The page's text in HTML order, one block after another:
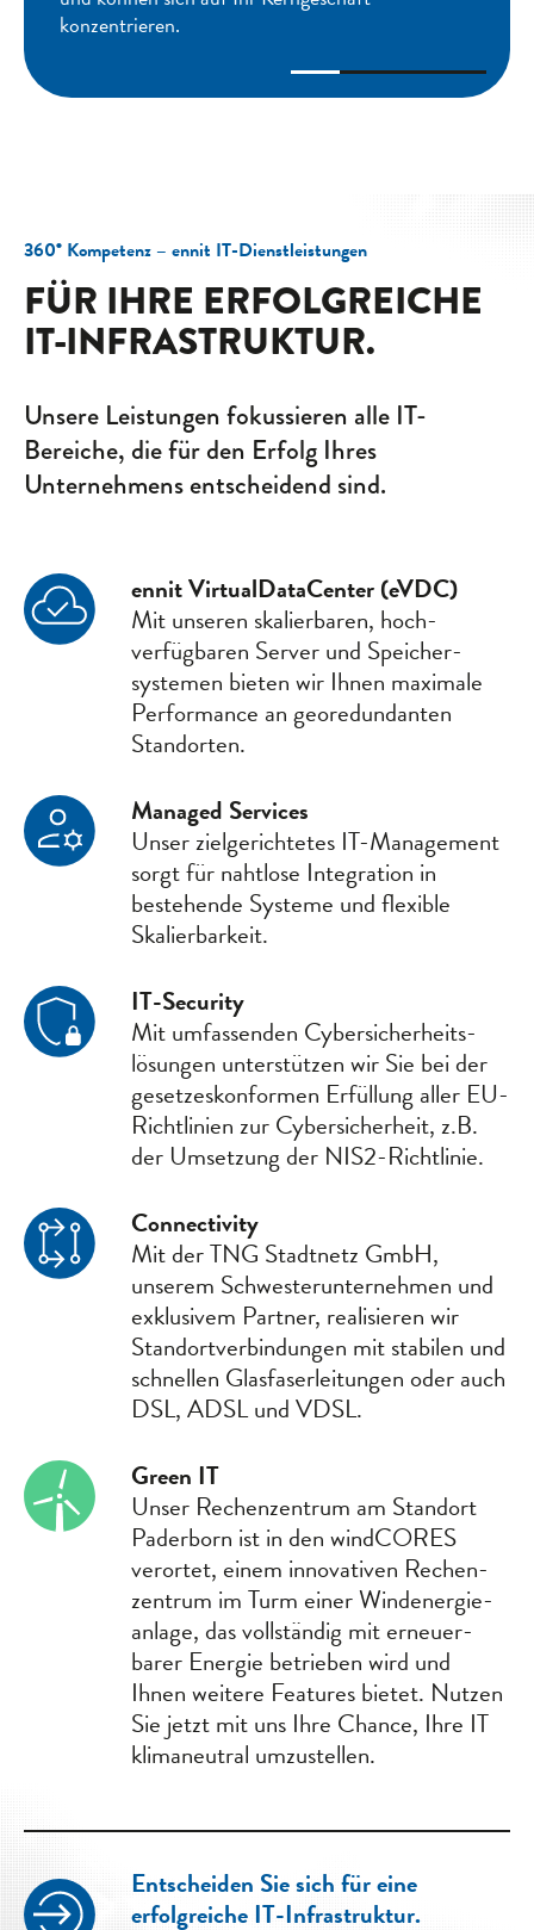
leistungs­sektor.
360° Kompetenz – ennit IT-Dienstleistungen
FÜR IHRE ERFOLG­REICHE
IT-INFRASTRUKTUR.
Unsere Leistungen fokussieren alle IT-
Bereiche, die für den Erfolg Ihres
Unternehmens entscheidend sind.
ennit VirtualDataCenter (eVDC)
Mit unseren skalierbaren, hoch­
verfügbaren Server und Speicher­
systemen bieten wir Ihnen maximale
Performance an geo­redundanten
Standorten.
Managed Services
Unser ziel­gerichtetes IT-Management
sorgt für nahtlose Integration in
bestehende Systeme und flexible
Skalier­barkeit.
IT-Security
Mit umfassenden Cyber­sicherheits­
lösungen unter­stützen wir Sie bei der
gesetzes­konformen Erfüllung aller EU-
Richtlinien zur Cyber­sicherheit, z.B.
der Umsetzung der NIS2-Richtlinie.
Connectivity
Mit der TNG Stadtnetz GmbH,
unserem Schwester­unternehmen und
exklusivem Partner, realisieren wir
Standort­verbindungen mit stabilen und
schnellen Glasfaser­leitungen oder auch
DSL, ADSL und VDSL.
Green IT
Unser Rechen­zentrum am Standort
Paderborn ist in den windCORES
verortet, einem innovativen Rechen­
zentrum im Turm einer Windenergie­
anlage, das voll­ständig mit erneuer­
barer Energie betrieben wird und
Ihnen weitere Features bietet. Nutzen
Sie jetzt mit uns Ihre Chance, Ihre IT
klima­­neutral umzustellen.
Entscheiden Sie sich für eine
erfolgreiche IT-Infrastruktur.